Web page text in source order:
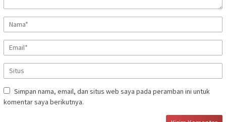
Simpan nama, email, dan situs web saya pada peramban ini untuk
komentar saya berikutnya.